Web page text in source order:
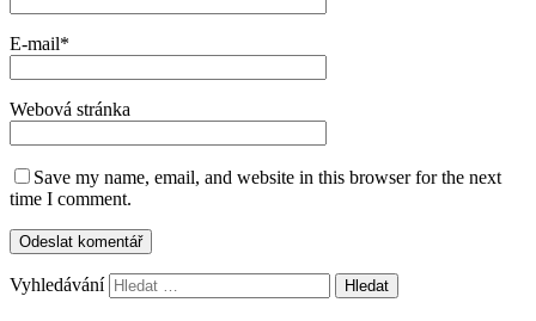
E-mail*
Webová stránka
Save my name, email, and website in this browser for the next
time I comment.
Vyhledávání